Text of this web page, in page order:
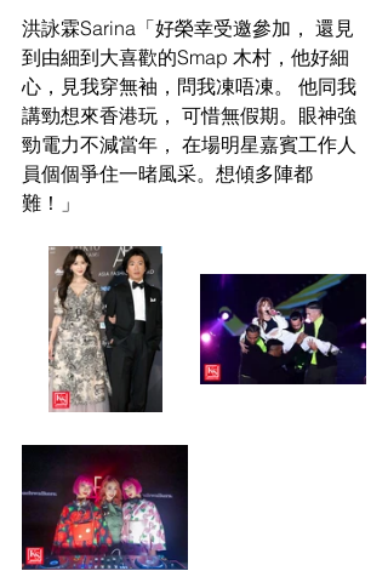
洪詠霖Sarina「好榮幸受邀參加， 還見
到由細到大喜歡的Smap 木村，他好細
心，見我穿無袖，問我凍唔凍。 他同我
講勁想來香港玩， 可惜無假期。眼神強
勁電力不減當年， 在場明星嘉賓工作人
員個個爭住一暏風采。想傾多陣都
難！」